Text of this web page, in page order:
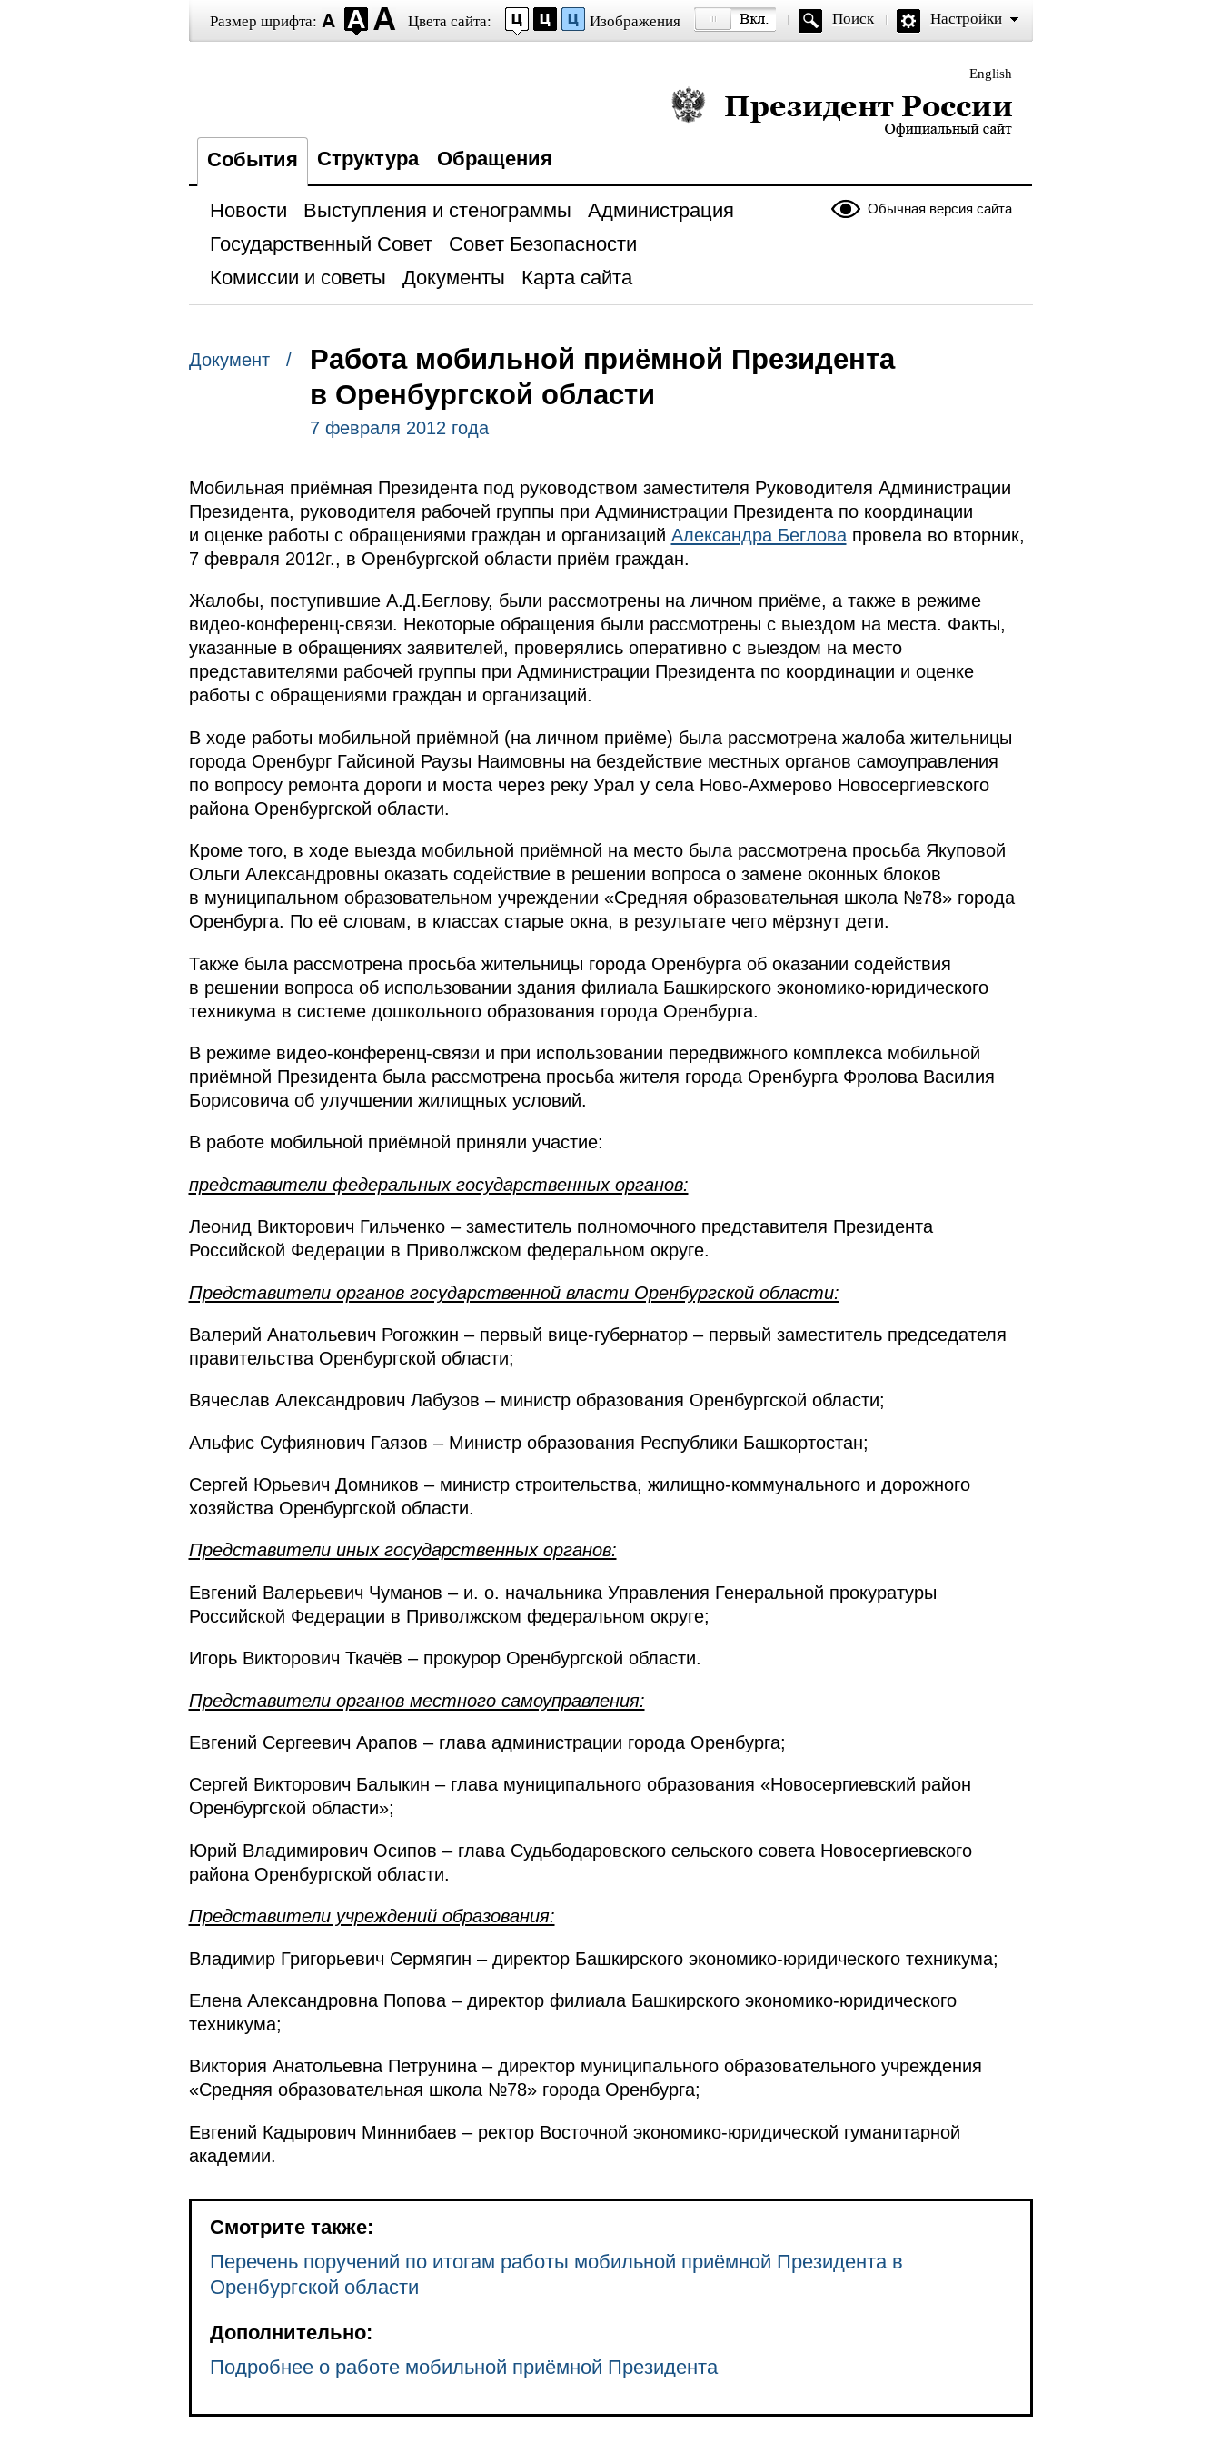
Размер шрифта: Цвета сайта: Изображения Поиск Настройки
English
Президент России — официальный сайт
События Структура Обращения
Обычная версия сайта
Новости Выступления и стенограммы
Администрация
Государственный Совет
Совет Безопасности
Комиссии и советы
Документы Карта сайта
Документ /
Работа мобильной приёмной Президента
в Оренбургской области
7 февраля 2012 года
Мобильная приёмная Президента под руководством заместителя Руководителя Администрации
Президента, руководителя рабочей группы при Администрации Президента по координации
и оценке работы с обращениями граждан и организаций Александра Бегловапровела во вторник,
7 февраля 2012г., в Оренбургской области приём граждан.
Жалобы, поступившие А.Д.Беглову, были рассмотрены на личном приёме, а также в режиме
видео-конференц-связи. Некоторые обращения были рассмотрены с выездом на места. Факты,
указанные в обращениях заявителей, проверялись оперативно с выездом на место
представителями рабочей группы при Администрации Президента по координации и оценке
работы с обращениями граждан и организаций.
В ходе работы мобильной приёмной (на личном приёме) была рассмотрена жалоба жительницы
города Оренбург Гайсиной Раузы Наимовны на бездействие местных органов самоуправления
по вопросу ремонта дороги и моста через реку Урал у села Ново-Ахмерово Новосергиевского
района Оренбургской области.
Кроме того, в ходе выезда мобильной приёмной на место была рассмотрена просьба Якуповой
Ольги Александровны оказать содействие в решении вопроса о замене оконных блоков
в муниципальном образовательном учреждении «Средняя образовательная школа №78» города
Оренбурга. По её словам, в классах старые окна, в результате чего мёрзнут дети.
Также была рассмотрена просьба жительницы города Оренбурга об оказании содействия
в решении вопроса об использовании здания филиала Башкирского экономико-юридического
техникума в системе дошкольного образования города Оренбурга.
В режиме видео-конференц-связи и при использовании передвижного комплекса мобильной
приёмной Президента была рассмотрена просьба жителя города Оренбурга Фролова Василия
Борисовича об улучшении жилищных условий.
В работе мобильной приёмной приняли участие:
представители федеральных государственных органов:
Леонид Викторович Гильченко – заместитель полномочного представителя Президента
Российской Федерации в Приволжском федеральном округе.
Представители органов государственной власти Оренбургской области:
Валерий Анатольевич Рогожкин – первый вице-губернатор – первый заместитель председателя
правительства Оренбургской области;
Вячеслав Александрович Лабузов – министр образования Оренбургской области;
Альфис Суфиянович Гаязов – Министр образования Республики Башкортостан;
Сергей Юрьевич Домников – министр строительства, жилищно-коммунального и дорожного
хозяйства Оренбургской области.
Представители иных государственных органов:
Евгений Валерьевич Чуманов – и. о. начальника Управления Генеральной прокуратуры
Российской Федерации в Приволжском федеральном округе;
Игорь Викторович Ткачёв – прокурор Оренбургской области.
Представители органов местного самоуправления:
Евгений Сергеевич Арапов – глава администрации города Оренбурга;
Сергей Викторович Балыкин – глава муниципального образования «Новосергиевский район
Оренбургской области»;
Юрий Владимирович Осипов – глава Судьбодаровского сельского совета Новосергиевского
района Оренбургской области.
Представители учреждений образования:
Владимир Григорьевич Сермягин – директор Башкирского экономико-юридического техникума;
Елена Александровна Попова – директор филиала Башкирского экономико-юридического
техникума;
Виктория Анатольевна Петрунина – директор муниципального образовательного учреждения
«Средняя образовательная школа №78» города Оренбурга;
Евгений Кадырович Миннибаев – ректор Восточной экономико-юридической гуманитарной
академии.
Смотрите также:
Перечень поручений по итогам работы мобильной приёмной Президента в
Оренбургской области
Дополнительно:
Подробнее о работе мобильной приёмной Президента